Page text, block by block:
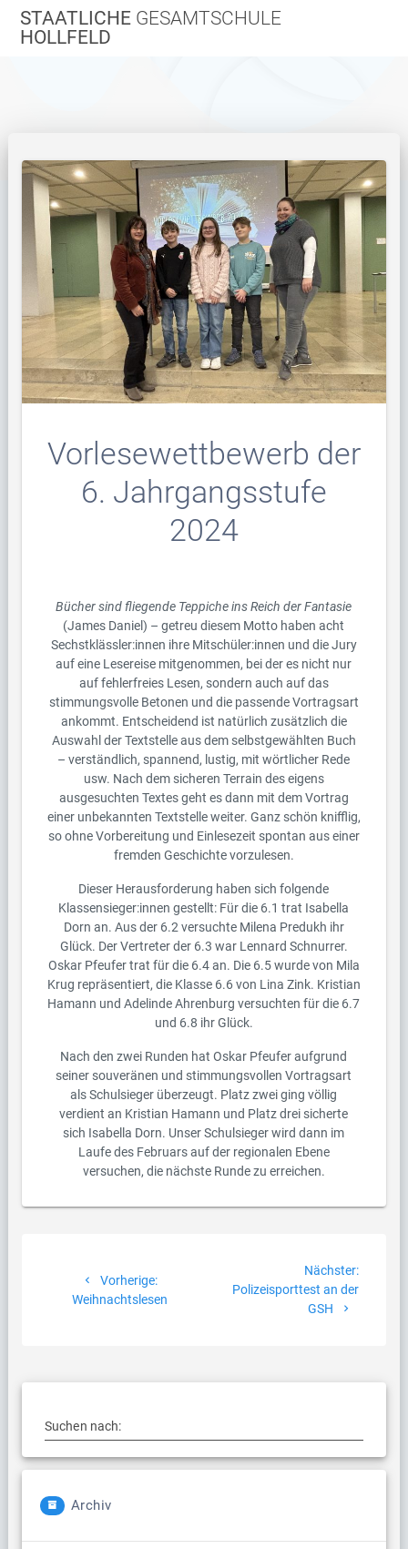
Zum
Inhalt
STAATLICHE GESAMTSCHULE
HOLLFELD
Vorlesewettbewerb der
6. Jahrgangsstufe
2024
Bücher sind fliegende Teppiche ins Reich der Fantasie
(James Daniel) – getreu diesem Motto haben acht
Sechstklässler:innen ihre Mitschüler:innen und die Jury
auf eine Lesereise mitgenommen, bei der es nicht nur
auf fehlerfreies Lesen, sondern auch auf das
stimmungsvolle Betonen und die passende Vortragsart
ankommt. Entscheidend ist natürlich zusätzlich die
Auswahl der Textstelle aus dem selbstgewählten Buch
– verständlich, spannend, lustig, mit wörtlicher Rede
usw. Nach dem sicheren Terrain des eigens
ausgesuchten Textes geht es dann mit dem Vortrag
einer unbekannten Textstelle weiter. Ganz schön knifflig,
so ohne Vorbereitung und Einlesezeit spontan aus einer
fremden Geschichte vorzulesen.
Dieser Herausforderung haben sich folgende
Klassensieger:innen gestellt: Für die 6.1 trat Isabella
Dorn an. Aus der 6.2 versuchte Milena Predukh ihr
Glück. Der Vertreter der 6.3 war Lennard Schnurrer.
Oskar Pfeufer trat für die 6.4 an. Die 6.5 wurde von Mila
Krug repräsentiert, die Klasse 6.6 von Lina Zink. Kristian
Hamann und Adelinde Ahrenburg versuchten für die 6.7
und 6.8 ihr Glück.
Nach den zwei Runden hat Oskar Pfeufer aufgrund
seiner souveränen und stimmungsvollen Vortragsart
als Schulsieger überzeugt. Platz zwei ging völlig
verdient an Kristian Hamann und Platz drei sicherte
sich Isabella Dorn. Unser Schulsieger wird dann im
Laufe des Februars auf der regionalen Ebene
versuchen, die nächste Runde zu erreichen.
Vorherige:Vorheriger
Beitrag:
Weihnachtslesen
Nächster:
Beitrag:
Polizeisporttest an der
GSH
Suchen nach:
Archiv